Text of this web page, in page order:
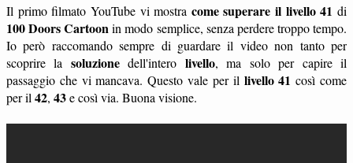
Il primo filmato YouTube vi mostra come superare il livello 41 di
100 Doors Cartoon in modo semplice, senza perdere troppo tempo.
Io però raccomando sempre di guardare il video non tanto per
scoprire la soluzionedell'intero livello, ma solo per capire il
passaggio che vi mancava. Questo vale per il livello 41 così come
per il 42, 43e così via. Buona visione.